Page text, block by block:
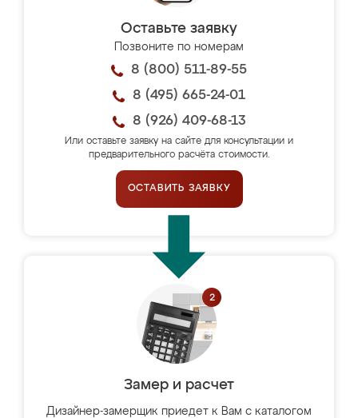
Оставьте заявку
Позвоните по номерам
8 (800) 511-89-55
8 (495) 665-24-01
8 (926) 409-68-13
Или оставьте заявку на сайте для консультации и
предварительного расчёта стоимости.
ОСТАВИТЬ ЗАЯВКУ
Замер и расчет
Дизайнер-замерщик приедет к Вам с каталогом